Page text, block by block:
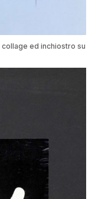
ed inchiostro su